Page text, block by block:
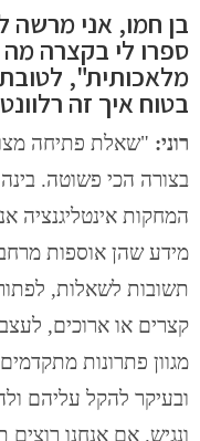
בן חמו, אני מרשה
ספרו לי בקצרה
מלאכותית",
בטוח איך זה
רוני: "שאלת פתיחה
בצורה הכי פשוטה.
המחקות אינטליגנציה
מידע שהן אוספות
תשובות לשאלות,
קצרים או ארוכים,
מגוון פתרונות
ובעיקר להקל עליהם